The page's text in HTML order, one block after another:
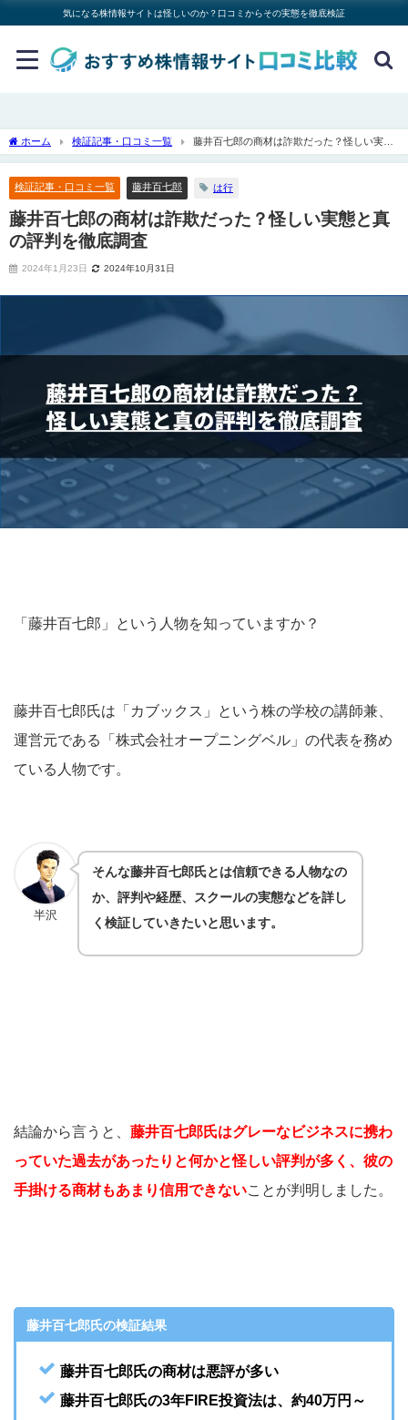
気になる株情報サイトは怪しいのか？口コミからその実態を徹底検証
ホーム 検証記事・口コミ一覧
藤井百七郎の商材は詐欺だった？怪しい実態
と真の評判を徹底調査
検証記事・口コミ一覧 藤井百七郎 は行
藤井百七郎の商材は詐欺だった？怪しい実態と真
の評判を徹底調査
2024年1月23日 2024年10月31日
「藤井百七郎」という人物を知っていますか？
藤井百七郎氏は「カブックス」という株の学校の講師兼、
運営元である「株式会社オープニングベル」の代表を務め
ている人物です。
半沢
そんな藤井百七郎氏とは信頼できる人物なの
か、評判や経歴、スクールの実態などを詳し
く検証していきたいと思います。
結論から言うと、 藤井百七郎氏はグレーなビジネスに携わ
っていた過去があったりと何かと怪しい評判が多く、彼の
手掛ける商材もあまり信用できないことが判明しました。
藤井百七郎氏の検証結果
藤井百七郎氏の商材は悪評が多い
藤井百七郎氏の3年FIRE投資法は、約40万円～